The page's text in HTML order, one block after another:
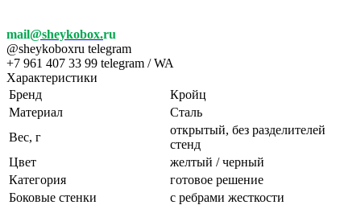
mail@sheykobox.ru
@sheykoboxru telegram
+7 961 407 33 99 telegram / WA
Характеристики
Бренд
Кройц
Материал
Сталь
Вес, г
открытый, без разделителей
стенд
Цвет
желтый / черный
Категория
готовое решение
Боковые стенки
с ребрами жесткости